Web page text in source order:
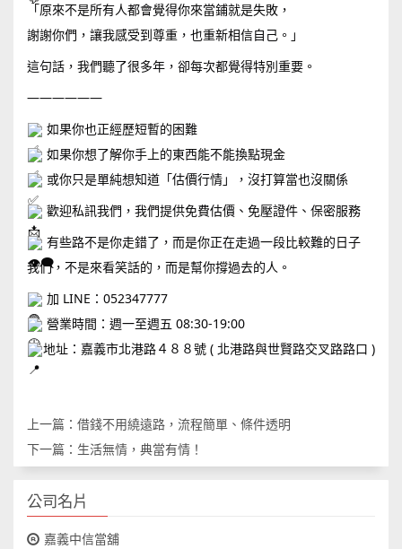
「原來不是所有人都會覺得你來當鋪就是失敗，
謝謝你們，讓我感受到尊重，也重新相信自己。」
這句話，我們聽了很多年，卻每次都覺得特別重要。
——————
如果你也正經歷短暫的困難
如果你想了解你手上的東西能不能換點現金
或你只是單純想知道「估價行情」，沒打算當也沒關係
歡迎私訊我們，我們提供免費估價、免壓證件、保密服務
有些路不是你走錯了，而是你正在走過一段比較難的日子
我們，不是來看笑話的，而是幫你撐過去的人。
加 LINE：052347777
營業時間：週一至週五 08:30-19:00
地址：嘉義市北港路４８８號 ( 北港路與世賢路交叉路路口 )
上一篇： 借錢不用繞遠路，流程簡單、條件透明
下一篇： 生活無情，典當有情！
公司名片
嘉義中信當舖